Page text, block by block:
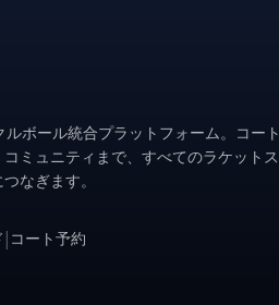
ボール統合プラットフォーム。コート
ミュニティまで、すべてのラケットス
なぎます。
コート予約